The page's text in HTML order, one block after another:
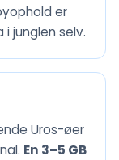
er
junglen selv.
Uros-øer
En 3–5 GB